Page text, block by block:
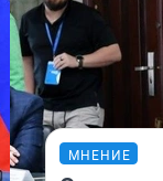
МНЕНИЕ